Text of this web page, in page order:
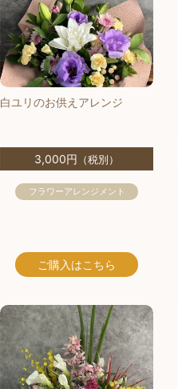
白ユリのお供えアレンジ
3,000円 （税別）
フラワーアレンジメント
ご購入 はこちら